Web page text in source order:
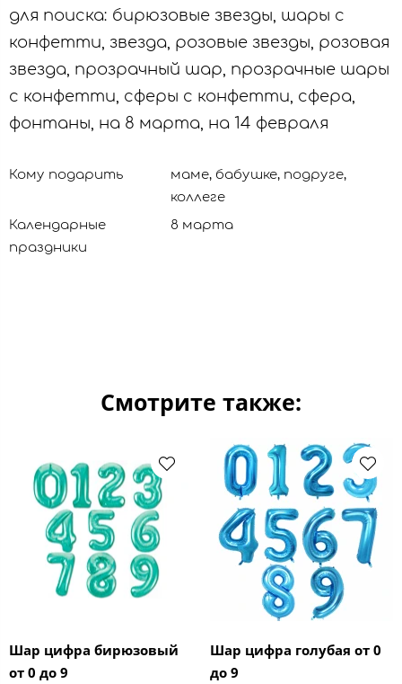
для поиска: бирюзовые звезды, шары с
конфетти, звезда, розовые звезды, розовая
звезда, прозрачный шар, прозрачные шары
с конфетти, сферы с конфетти, сфера,
фонтаны, на 8 марта, на 14 февраля
Кому подарить
маме, бабушке, подруге,
коллеге
Календарные
праздники
8 марта
Смотрите также:
Шар цифра бирюзовый
от 0 до 9
Шар цифра голубая от 0
до 9